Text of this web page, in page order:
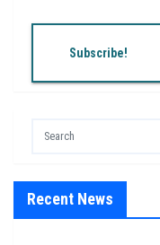
Recent News